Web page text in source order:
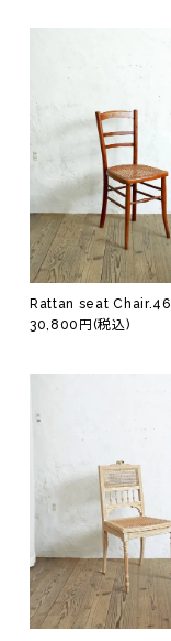
Rattan seat Chair.46
30,800円(税込)